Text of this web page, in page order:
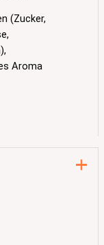
(Zucker,
Aroma